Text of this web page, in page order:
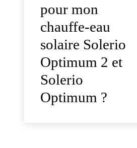
pour mon
chauffe-eau
solaire Solerio
Optimum 2 et
Solerio
Optimum ?